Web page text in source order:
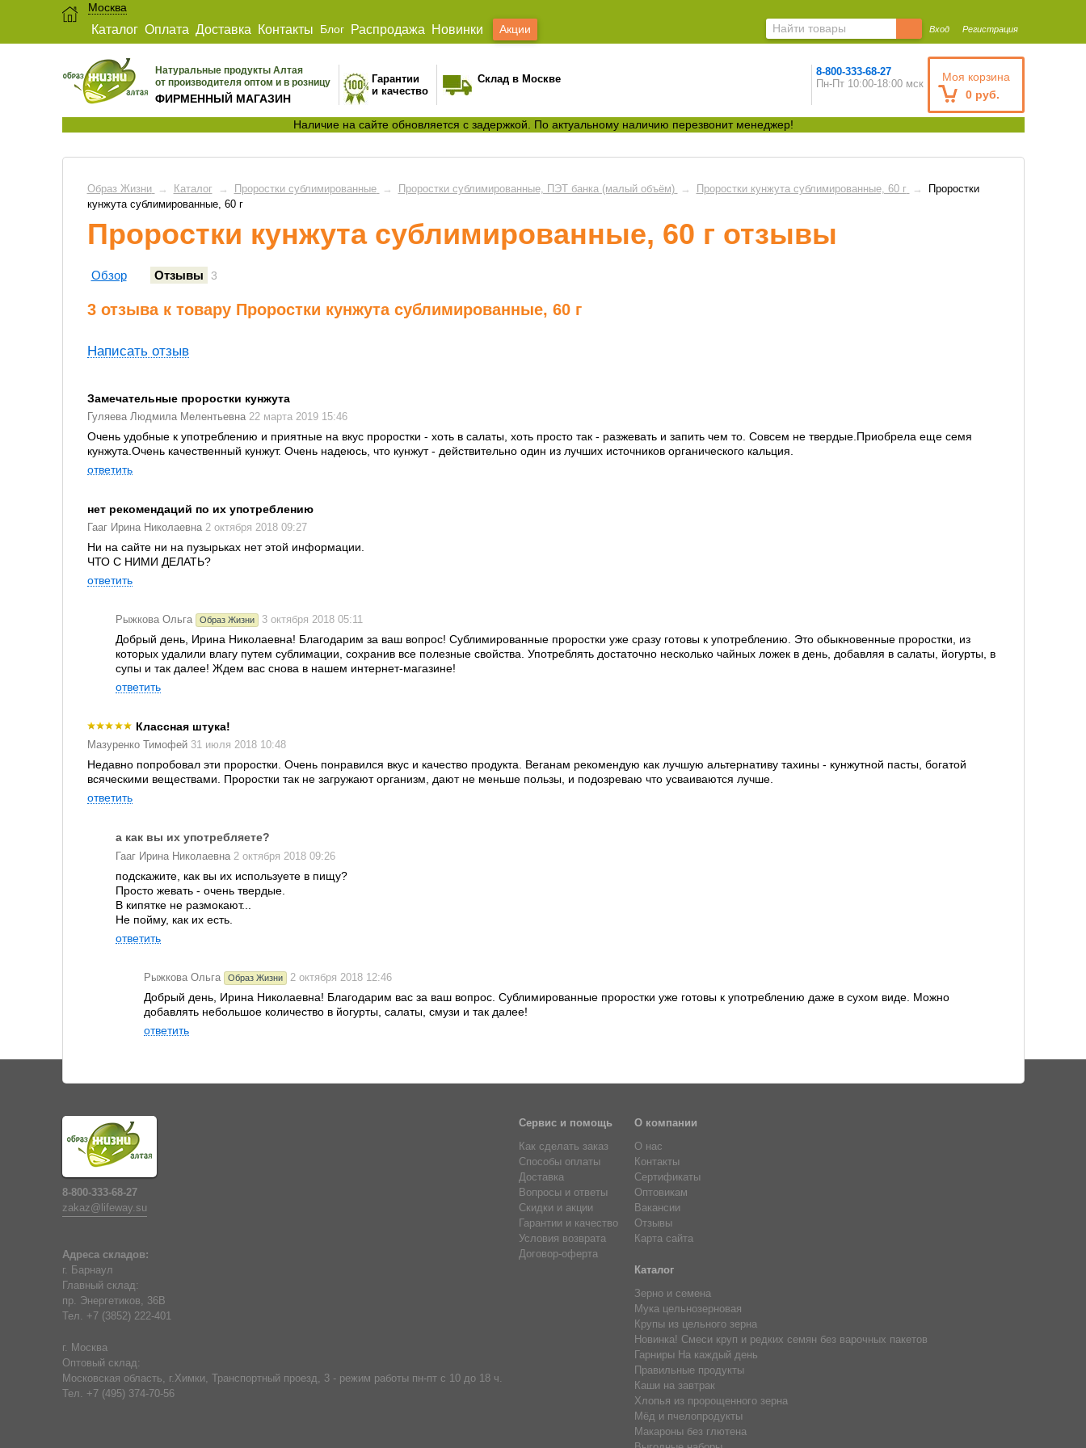
Москва
Каталог Оплата Доставка Контакты Блог Распродажа Новинки Акции Вход Регистрация
Натуральные продукты Алтая
от производителя оптом и в розницу
ФИРМЕННЫЙ МАГАЗИН
Гарантии
и качество
Склад в Москве
Моя корзина
0 руб.
8-800-333-68-27
Пн-Пт 10:00-18:00 мск
Наличие на сайте обновляется с задержкой. По актуальному наличию перезвонит менеджер!
Образ Жизни → Каталог → Проростки сублимированные → Проростки сублимированные, ПЭТ банка (малый объём) → Проростки кунжута сублимированные, 60 г →
Проростки
кунжута сублимированные, 60 г
Проростки кунжута сублимированные, 60 г отзывы
Обзор Отзывы 3
3 отзыва к товару Проростки кунжута сублимированные, 60 г
Написать отзыв
Замечательные проростки кунжута
Гуляева Людмила Мелентьевна 22 марта 2019 15:46
Очень удобные к употреблению и приятные на вкус проростки - хоть в салаты, хоть просто так - разжевать и запить чем то. Совсем не твердые.Приобрела еще семя
кунжута.Очень качественный кунжут. Очень надеюсь, что кунжут - действительно один из лучших источников органического кальция.
ответить
нет рекомендаций по их употреблению
Гааг Ирина Николаевна 2 октября 2018 09:27
Ни на сайте ни на пузырьках нет этой информации.
ЧТО С НИМИ ДЕЛАТЬ?
ответить
Рыжкова Ольга Образ Жизни 3 октября 2018 05:11
Добрый день, Ирина Николаевна! Благодарим за ваш вопрос! Сублимированные проростки уже сразу готовы к употреблению. Это обыкновенные проростки, из
которых удалили влагу путем сублимации, сохранив все полезные свойства. Употреблять достаточно несколько чайных ложек в день, добавляя в салаты, йогурты, в
супы и так далее! Ждем вас снова в нашем интернет-магазине!
ответить
Классная штука!
Мазуренко Тимофей 31 июля 2018 10:48
Недавно попробовал эти проростки. Очень понравился вкус и качество продукта. Веганам рекомендую как лучшую альтернативу тахины - кунжутной пасты, богатой
всяческими веществами. Проростки так не загружают организм, дают не меньше пользы, и подозреваю что усваиваются лучше.
ответить
а как вы их употребляете?
Гааг Ирина Николаевна 2 октября 2018 09:26
подскажите, как вы их используете в пищу?
Просто жевать - очень твердые.
В кипятке не размокают...
Не пойму, как их есть.
ответить
Рыжкова Ольга Образ Жизни 2 октября 2018 12:46
Добрый день, Ирина Николаевна! Благодарим вас за ваш вопрос. Сублимированные проростки уже готовы к употреблению даже в сухом виде. Можно
добавлять небольшое количество в йогурты, салаты, смузи и так далее!
ответить
8-800-333-68-27
zakaz@lifeway.su
Адреса складов:
г. Барнаул
Главный склад:
пр. Энергетиков, 36В
Тел. +7 (3852) 222-401
г. Москва
Оптовый склад:
Московская область, г.Химки, Транспортный проезд, 3 - режим работы пн-пт с 10 до 18 ч.
Тел. +7 (495) 374-70-56
Сервис и помощь
Как сделать заказ
Способы оплаты
Доставка
Вопросы и ответы
Скидки и акции
Гарантии и качество
Условия возврата
Договор-оферта
О компании
О нас
Контакты
Сертификаты
Оптовикам
Вакансии
Отзывы
Карта сайта
Каталог
Зерно и семена
Мука цельнозерновая
Крупы из цельного зерна
Новинка! Смеси круп и редких семян без варочных пакетов
Гарниры На каждый день
Правильные продукты
Каши на завтрак
Хлопья из пророщенного зерна
Мёд и пчелопродукты
Макароны без глютена